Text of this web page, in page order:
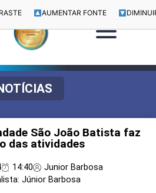
AUMENTAR FONTE
São João Batista faz
das atividades
14:40
Junior Barbosa
Júnior Barbosa